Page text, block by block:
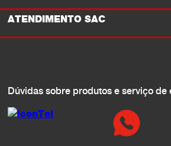
ATENDIMENTO SAC
Dúvidas sobre produtos e serviço de